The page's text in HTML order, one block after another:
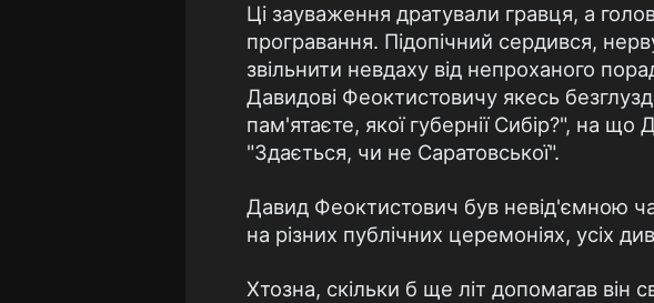
Ці зауваження дратували гравця, а
програвання. Підопічний сердився,
звільнити невдаху від непроханого
Давидові Феоктистовичу якесь
пам'ятаєте, якої губернії Сибір?", на
"Здається, чи не Саратовської".
Давид Феоктистович був невід'ємною
на різних публічних церемоніях, усіх
Хтозна, скільки б ще літ допомагав він